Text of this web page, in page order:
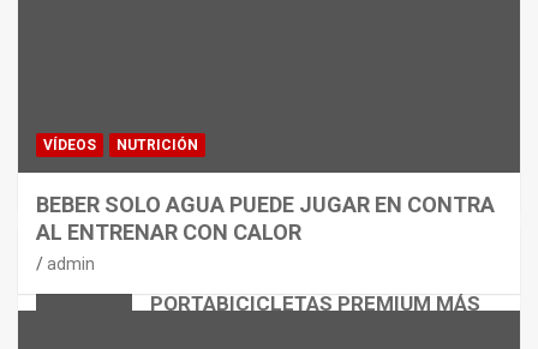
PORTABICICLETAS PREMIUM MÁS
VÍDEOS NUTRICIÓN
BEBER SOLO AGUA PUEDE JUGAR EN CONTRA
AL ENTRENAR CON CALOR
admin